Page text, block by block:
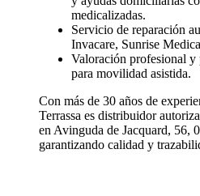
medicalizadas.
Servicio de reparación
Invacare, Sunrise
Valoración profesional
para movilidad asistida.
Con más de 30 años de
Terrassa es distribuidor
en Avinguda de Jacquard, 56,
garantizando calidad y